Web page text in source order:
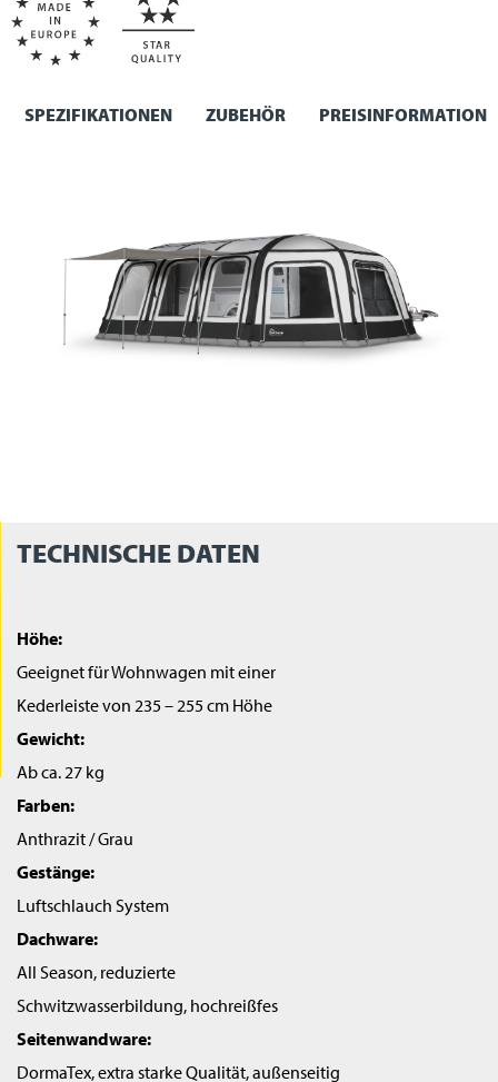
SPEZIFIKATIONEN ZUBEHÖR PREISINFORMATION
TECHNISCHE DATEN
Höhe:
Geeignet für Wohnwagen mit einer
Kederleiste von 235 – 255 cm Höhe
Gewicht:
Ab ca. 27 kg
Farben:
Anthrazit / Grau
Gestänge:
Luftschlauch System
Dachware:
All Season, reduzierte
Schwitzwasserbildung, hochreißfes
Seitenwandware:
DormaTex, extra starke Qualität, außenseitig